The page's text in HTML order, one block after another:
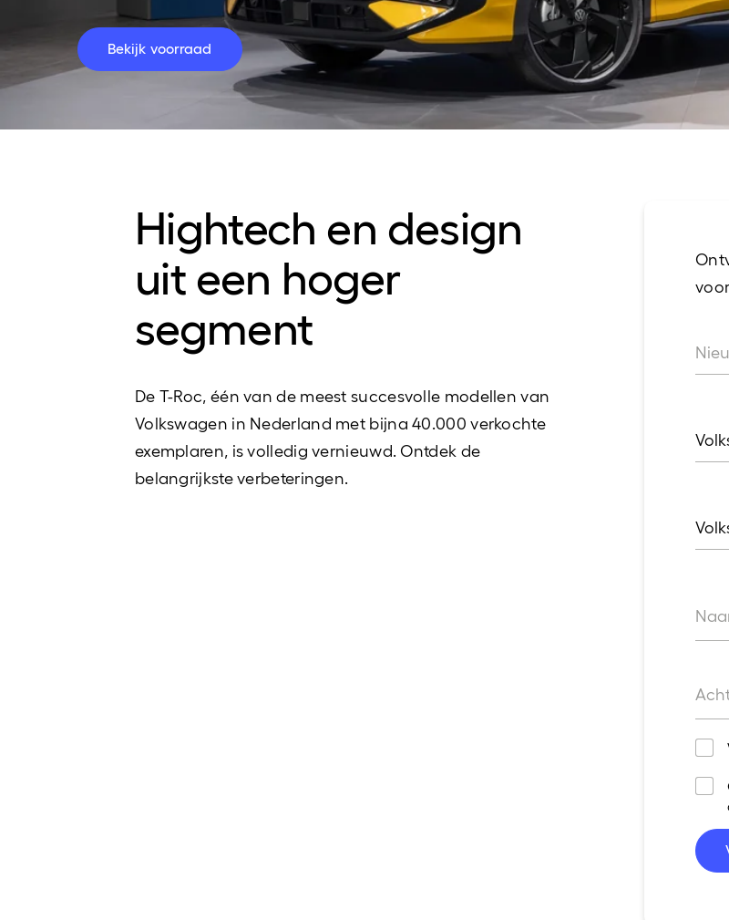
Vervangend vervoer
Bekijk voorraad
Hightech en design
uit een hoger
segment
De T-Roc, één van de meest succesvolle modellen van
Volkswagen in Nederland met bijna 40.000 verkochte
exemplaren, is volledig vernieuwd. Ontdek de
belangrijkste verbeteringen.
Merk